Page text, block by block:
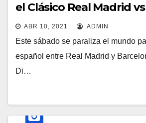
el Clásico Real Madrid
ABR 10, 2021 ADMIN
Este sábado se paraliza el mundo
español entre Real Madrid y
Di…